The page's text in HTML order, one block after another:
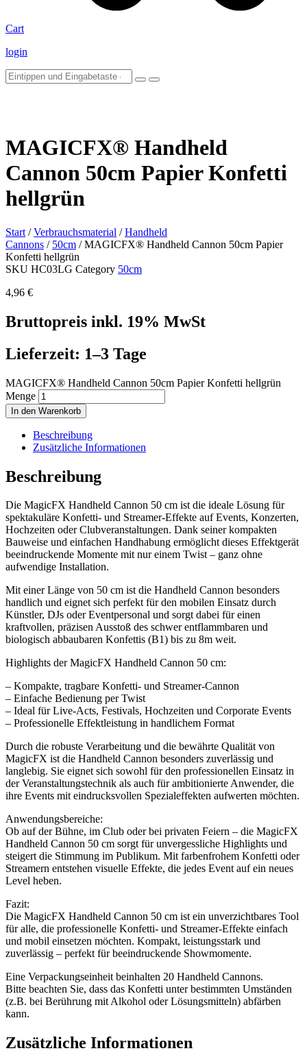
Cart
login
MAGICFX® Handheld
Cannon 50cm Papier Konfetti
hellgrün
Start /Verbrauchsmaterial /Handheld
Cannons / 50cm / MAGICFX® Handheld Cannon 50cm Papier
Konfetti hellgrün
SKU HC03LG Category 50cm
4,96 €
Bruttopreis inkl. 19% MwSt
Lieferzeit: 1–3 Tage
MAGICFX® Handheld Cannon 50cm Papier Konfetti hellgrün
Menge
In den Warenkorb
Beschreibung
Zusätzliche Informationen
Beschreibung
Die MagicFX Handheld Cannon 50 cm ist die ideale Lösung für
spektakuläre Konfetti- und Streamer-Effekte auf Events, Konzerten,
Hochzeiten oder Clubveranstaltungen. Dank seiner kompakten
Bauweise und einfachen Handhabung ermöglicht dieses Effektgerät
beeindruckende Momente mit nur einem Twist – ganz ohne
aufwendige Installation.
Mit einer Länge von 50 cm ist die Handheld Cannon besonders
handlich und eignet sich perfekt für den mobilen Einsatz durch
Künstler, DJs oder Eventpersonal und sorgt dabei für einen
kraftvollen, präzisen Ausstoß des schwer entflammbaren und
biologisch abbaubaren Konfettis (B1) bis zu 8m weit.
Highlights der MagicFX Handheld Cannon 50 cm:
– Kompakte, tragbare Konfetti- und Streamer-Cannon
– Einfache Bedienung per Twist
– Ideal für Live-Acts, Festivals, Hochzeiten und Corporate Events
– Professionelle Effektleistung in handlichem Format
Durch die robuste Verarbeitung und die bewährte Qualität von
MagicFX ist die Handheld Cannon besonders zuverlässig und
langlebig. Sie eignet sich sowohl für den professionellen Einsatz in
der Veranstaltungstechnik als auch für ambitionierte Anwender, die
ihre Events mit eindrucksvollen Spezialeffekten aufwerten möchten.
Anwendungsbereiche:
Ob auf der Bühne, im Club oder bei privaten Feiern – die MagicFX
Handheld Cannon 50 cm sorgt für unvergessliche Highlights und
steigert die Stimmung im Publikum. Mit farbenfrohem Konfetti oder
Streamern entstehen visuelle Effekte, die jedes Event auf ein neues
Level heben.
Fazit:
Die MagicFX Handheld Cannon 50 cm ist ein unverzichtbares Tool
für alle, die professionelle Konfetti- und Streamer-Effekte einfach
und mobil einsetzen möchten. Kompakt, leistungsstark und
zuverlässig – perfekt für beeindruckende Showmomente.
Eine Verpackungseinheit beinhalten 20 Handheld Cannons.
Bitte beachten Sie, dass das Konfetti unter bestimmten Umständen
(z.B. bei Berührung mit Alkohol oder Lösungsmitteln) abfärben
kann.
Zusätzliche Informationen